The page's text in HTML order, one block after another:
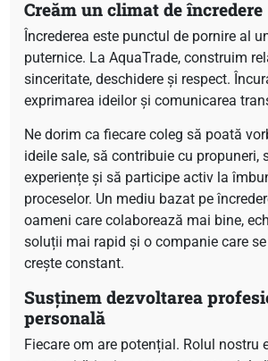
Creăm un climat de încredere
Încrederea este punctul de pornire al
puternice. La AquaTrade, construim
sinceritate, deschidere și respect.
exprimarea ideilor și comunicarea
Ne dorim ca fiecare coleg să poată
ideile sale, să contribuie cu propuneri,
experiențe și să participe activ la
proceselor. Un mediu bazat pe
oameni care colaborează mai bine,
soluții mai rapid și o companie care
crește constant.
Susținem dezvoltarea
personală
Fiecare om are potențial. Rolul nostru